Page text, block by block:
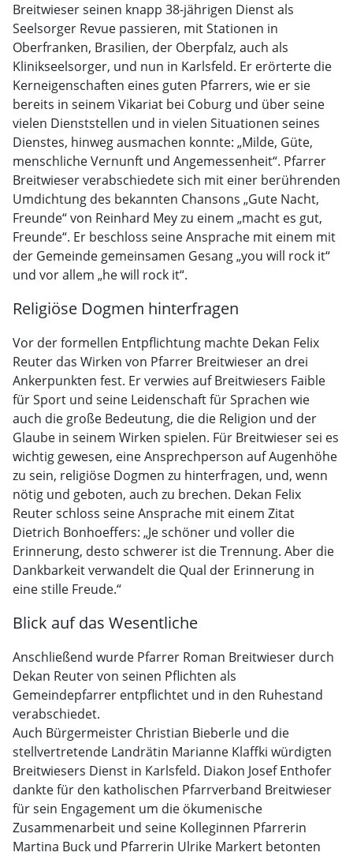
Breitwieser seinen knapp 38-jährigen Dienst als
Seelsorger Revue passieren, mit Stationen in
Oberfranken, Brasilien, der Oberpfalz, auch als
Klinikseelsorger, und nun in Karlsfeld. Er erörterte die
Kerneigenschaften eines guten Pfarrers, wie er sie
bereits in seinem Vikariat bei Coburg und über seine
vielen Dienststellen und in vielen Situationen seines
Dienstes, hinweg ausmachen konnte: „Milde, Güte,
menschliche Vernunft und Angemessenheit“. Pfarrer
Breitwieser verabschiedete sich mit einer berührenden
Umdichtung des bekannten Chansons „Gute Nacht,
Freunde“ von Reinhard Mey zu einem „macht es gut,
Freunde“. Er beschloss seine Ansprache mit einem mit
der Gemeinde gemeinsamen Gesang „you will rock it“
und vor allem „he will rock it“.
Religiöse Dogmen hinterfragen
Vor der formellen Entpflichtung machte Dekan Felix
Reuter das Wirken von Pfarrer Breitwieser an drei
Ankerpunkten fest. Er verwies auf Breitwiesers Faible
für Sport und seine Leidenschaft für Sprachen wie
auch die große Bedeutung, die die Religion und der
Glaube in seinem Wirken spielen. Für Breitwieser sei es
wichtig gewesen, eine Ansprechperson auf Augenhöhe
zu sein, religiöse Dogmen zu hinterfragen, und, wenn
nötig und geboten, auch zu brechen. Dekan Felix
Reuter schloss seine Ansprache mit einem Zitat
Dietrich Bonhoeffers: „Je schöner und voller die
Erinnerung, desto schwerer ist die Trennung. Aber die
Dankbarkeit verwandelt die Qual der Erinnerung in
eine stille Freude.“
Blick auf das Wesentliche
Anschließend wurde Pfarrer Roman Breitwieser durch
Dekan Reuter von seinen Pflichten als
Gemeindepfarrer entpflichtet und in den Ruhestand
verabschiedet.
Auch Bürgermeister Christian Bieberle und die
stellvertretende Landrätin Marianne Klaffki würdigten
Breitwiesers Dienst in Karlsfeld. Diakon Josef Enthofer
dankte für den katholischen Pfarrverband Breitwieser
für sein Engagement um die ökumenische
Zusammenarbeit und seine Kolleginnen Pfarrerin
Martina Buck und Pfarrerin Ulrike Markert betonten